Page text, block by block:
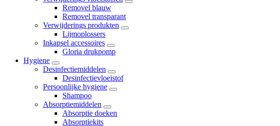
Removel blauw
Removel transparant
Verwijderings produkten
Lijmoplossers
Inkapsel accessoires
Gloria drukpomp
Hygiene
Desinfectiemiddelen
Desinfectievloeistof
Persoonlijke hygiene
Shampoo
Absorptiemiddelen
Absorptie doeken
Absorptiekits